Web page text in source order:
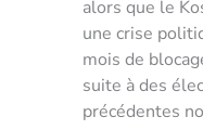
alors que le
une crise
mois de
suite à des
précédentes